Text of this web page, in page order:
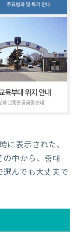
表示された、
中から、중대
んでも大丈夫で